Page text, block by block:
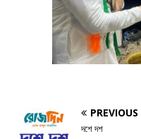
PREVIOUS
দশে দশ